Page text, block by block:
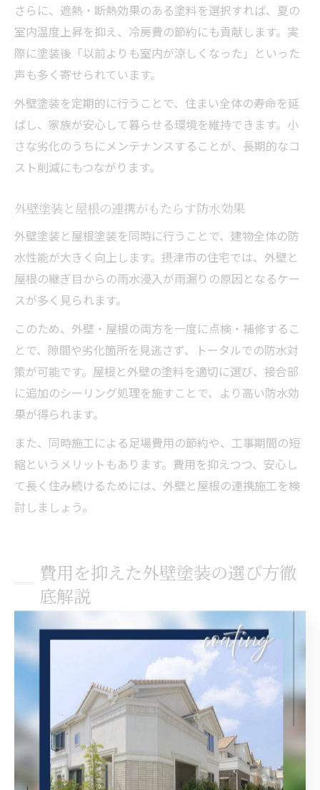
さらに、遮熱・断熱効果のある塗料を選択すれば、夏の
室内温度上昇を抑え、冷房費の節約にも貢献します。実
際に塗装後「以前よりも室内が涼しくなった」といった
声も多く寄せられています。
外壁塗装を定期的に行うことで、住まい全体の寿命を延
ばし、家族が安心して暮らせる環境を維持できます。小
さな劣化のうちにメンテナンスすることが、長期的なコ
スト削減にもつながります。
外壁塗装と屋根の連携がもたらす防水効果
外壁塗装と屋根塗装を同時に行うことで、建物全体の防
水性能が大きく向上します。摂津市の住宅では、外壁と
屋根の継ぎ目からの雨水浸入が雨漏りの原因となるケー
スが多く見られます。
このため、外壁・屋根の両方を一度に点検・補修するこ
とで、隙間や劣化箇所を見逃さず、トータルでの防水対
策が可能です。屋根と外壁の塗料を適切に選び、接合部
に追加のシーリング処理を施すことで、より高い防水効
果が得られます。
また、同時施工による足場費用の節約や、工事期間の短
縮というメリットもあります。費用を抑えつつ、安心し
て長く住み続けるためには、外壁と屋根の連携施工を検
討しましょう。
費用を抑えた外壁塗装の選び方徹
底解説
外壁塗装の費用を抑える見積もり比較のコツ
外壁塗装を大阪府摂津市で検討する際、費用を抑えるた
めには複数の業者から見積もりを取ることが重要です。
見積もり内容を比較することで、相場や不要な工事の有
無、塗料の種類などを具体的に把握できます。見積もり
には、塗装面積や使用する塗料、下地処理の詳細が明記
されているかを必ず確認しましょう。